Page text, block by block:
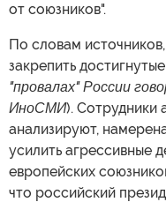
от союзников".
По словам
закрепить
"провалах" России
ИноСМИ). Сотрудники
анализируют,
усилить агрессивные
европейских
что российский